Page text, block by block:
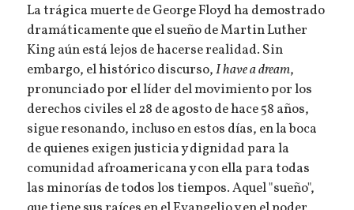
La trágica muerte de George Floyd ha demostrado
dramáticamente que el sueño de Martin Luther
King aún está lejos de hacerse realidad. Sin
embargo, el histórico discurso,I have a dream,
pronunciado por el líder del movimiento por los
derechos civiles el 28 de agosto de hace 58 años,
sigue resonando, incluso en estos días, en la boca
de quienes exigen justicia y dignidad para la
comunidad afroamericana y con ella para todas
las minorías de todos los tiempos. Aquel "sueño",